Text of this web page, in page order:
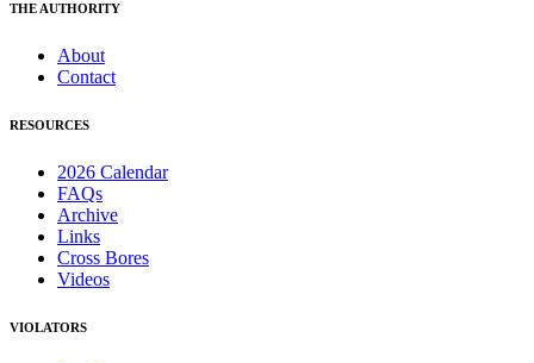
THE AUTHORITY
About
Contact
RESOURCES
2026 Calendar
FAQs
Archive
Links
Cross Bores
Videos
VIOLATORS